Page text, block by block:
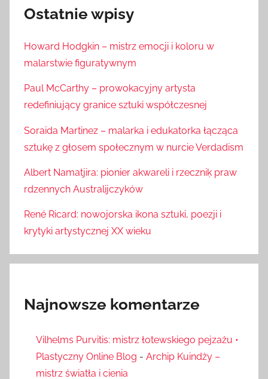
Ostatnie wpisy
Howard Hodgkin – mistrz emocji i koloru w
malarstwie figuratywnym
Paul McCarthy – prowokacyjny artysta
redefiniujący granice sztuki współczesnej
Soraida Martinez – malarka i edukatorka łącząca
sztukę z głosem społecznym w nurcie Verdadism
Albert Namatjira: pionier akwareli i rzeczniķ praw
rdzennych Australijczyków
René Ricard: nowojorska ikona sztuki, poezji i
krytyki artystycznej XX wieku
Najnowsze komentarze
Vilhelms Purvitis: mistrz łotewskiego pejzażu •
Plastyczny Online Blog - Archip Kuindży –
mistrz światła i cienia